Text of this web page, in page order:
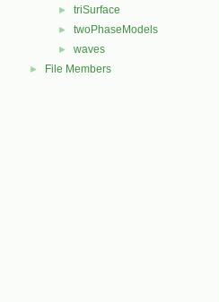
► triSurface
► twoPhaseModels
► waves
► File Members